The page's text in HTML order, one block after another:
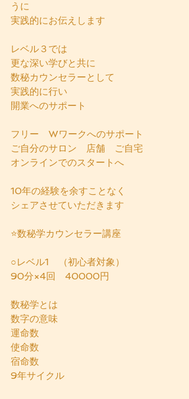
うに
実践的にお伝えします
レベル３では
更な深い学びと共に
数秘カウンセラーとして
実践的に行い
開業へのサポート
フリー　Wワークへのサポート
ご自分のサロン　店舗　ご自宅
オンラインでのスタートへ
10年の経験を余すことなく
シェアさせていただきます
⭐️数秘学カウンセラー講座
○レベル1　（初心者対象）
90分×4回　40000円
数秘学とは
数字の意味
運命数
使命数
宿命数
9年サイクル